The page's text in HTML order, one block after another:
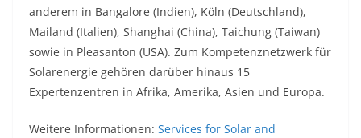
anderem in Bangalore (Indien), Köln (Deutschland),
Mailand (Italien), Shanghai (China), Taichung (Taiwan)
sowie in Pleasanton (USA). Zum Kompetenznetzwerk für
Solarenergie gehören darüber hinaus 15
Expertenzentren in Afrika, Amerika, Asien und Europa.
Weitere Informationen: Services for Solar and